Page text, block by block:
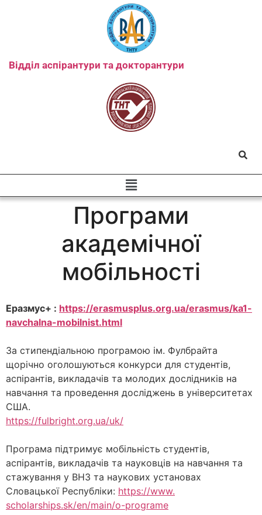
Відділ аспірантури та докторантури
Програми
академічної
мобільності
Еразмус+ : https://erasmusplus.org.ua/erasmus/ka1-
navchalna-mobilnist.html
За стипендіальною програмою ім. Фулбрайта
щорічно оголошуються конкурси для студентів,
аспірантів, викладачів та молодих дослідників на
навчання та проведення досліджень в університетах
США.
https://fulbright.org.ua/uk/
Програма підтримує мобільність студентів,
аспірантів, викладачів та науковців на навчання та
стажування у ВНЗ та наукових установах
Словацької Республіки: https://www.
scholarships.sk/en/main/o-programe